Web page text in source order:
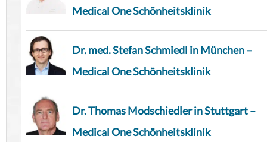
Medical One Schönheitsklinik
Dr. med. Stefan Schmiedl in München –
Medical One Schönheitsklinik
Dr. Thomas Modschiedler in Stuttgart –
Medical One Schönheitsklinik